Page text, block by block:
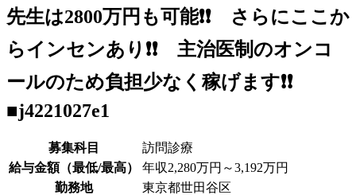
先生は2800万円も可能❗❗ さらにここか
らインセンあり❗❗ 主治医制のオンコ
ールのため負担少なく稼げます❗❗
■j4221027e1
募集科目
訪問診療
給与金額（最低/最高）
年収2,280万円～3,192万円
勤務地
東京都世田谷区